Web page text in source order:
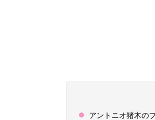
アントニオ猪木の